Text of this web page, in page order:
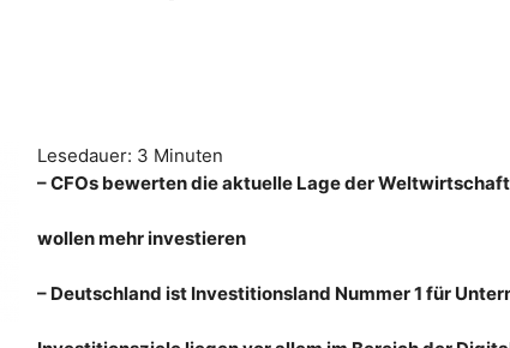
Lesedauer: 3 Minuten
– CFOs bewerten die aktuelle Lage der
wollen mehr investieren
– Deutschland ist Investitionsland Nummer 1 für